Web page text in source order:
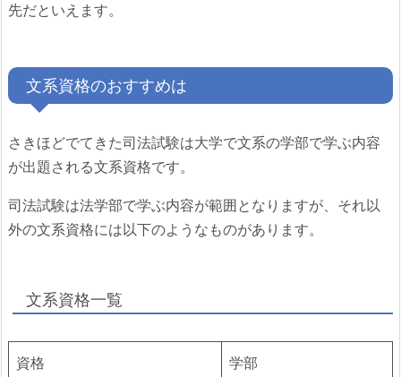
先だといえます。
文系資格のおすすめは
さきほどでてきた司法試験は大学で文系の学部で学ぶ内容
が出題される文系資格です。
司法試験は法学部で学ぶ内容が範囲となりますが、それ以
外の文系資格には以下のようなものがあります。
文系資格一覧
資格 学部